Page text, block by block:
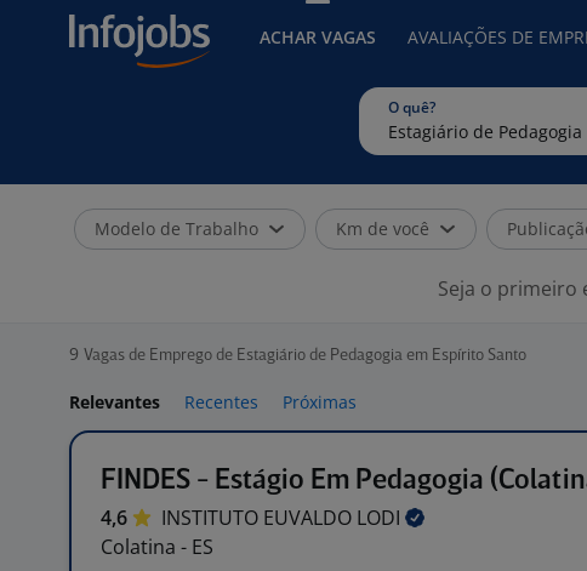
ACHAR VAGAS AVALIAÇÕES DE
O quê?
Modelo de Trabalho Km de você
Seja o primeiro
9 Vagas de Emprego de Estagiário de Pedagogia em Espírito Santo
Relevantes Recentes Próximas
FINDES - Estágio Em Pedagogia
4,6 INSTITUTO EUVALDO LODI
Colatina - ES